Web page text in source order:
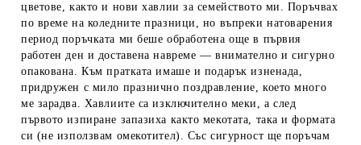
цветове, както и нови хавлии за семейството ми. Поръчвах
по време на коледните празници, но въпреки натоварения
период поръчката ми беше обработена още в първия
работен ден и доставена навреме — внимателно и сигурно
опакована. Към пратката имаше и подарък изненада,
придружен с мило празнично поздравление, което много
ме зарадва. Хавлиите са изключително меки, а след
първото изпиране запазиха както мекотата, така и формата
си (не използвам омекотител). Със сигурност ще поръчам